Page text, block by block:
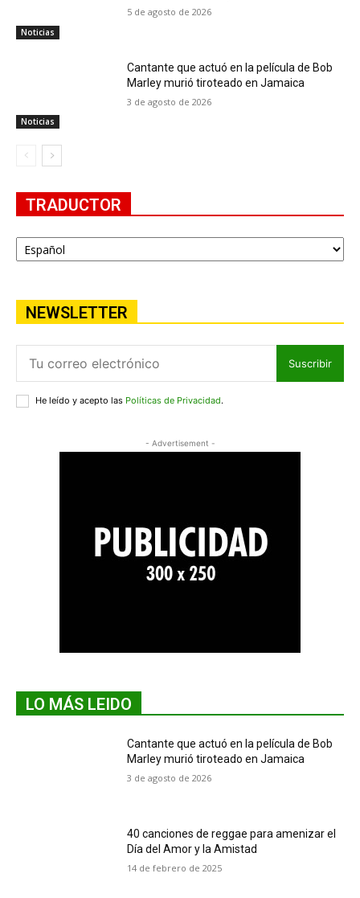
Noticias
5 de agosto de 2026
Noticias
Cantante que actuó en la película de Bob
Marley murió tiroteado en Jamaica
3 de agosto de 2026
TRADUCTOR
NEWSLETTER
Suscribir
He leído y acepto las Políticas de Privacidad.
- Advertisement -
LO MÁS LEIDO
Cantante que actuó en la película de Bob
Marley murió tiroteado en Jamaica
3 de agosto de 2026
40 canciones de reggae para amenizar el
Día del Amor y la Amistad
14 de febrero de 2025